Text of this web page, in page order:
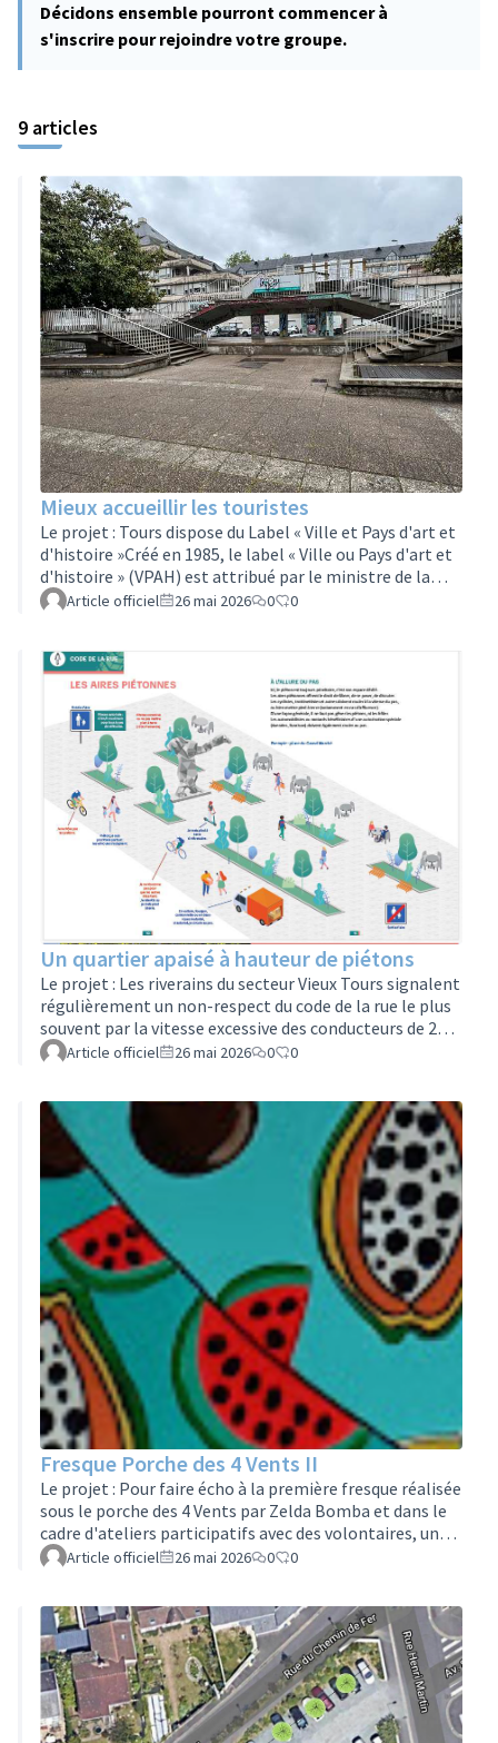
Décidons ensemble pourront commencer à
s'inscrire pour rejoindre votre groupe.
9 articles
Mieux accueillir les touristes
Le projet : Tours dispose du Label « Ville et Pays d'art et
d'histoire »Créé en 1985, le label « Ville ou Pays d'art et
d'histoire » (VPAH) est attribué par le ministre de la
Culture, après avis de la commission régionale du
politique de sensibilisation des habitants, des visiteurs
et du jeune public à la qualité du patrimoine, de
l’architecture et du cadre de vie.Par ailleurs, le centre
histo…
Article officiel 26 mai 2026 0 0
Un quartier apaisé à hauteur de piétons
Le projet : Les riverains du secteur Vieux Tours signalent
régulièrement un non-respect du code de la rue le plus
souvent par la vitesse excessive des conducteurs de 2
roues motorisés et notamment des livreurs de
scooter, parfois électrique, pour effectuer leurs
courses.Dans le cadre de la piétonisation du Vieux-
Tours, un contrôle d’accès existant est en vigueur. Pour
les riverains, pour accéder…
Article officiel 26 mai 2026 0 0
Fresque Porche des 4 Vents II
Le projet : Pour faire écho à la première fresque réalisée
sous le porche des 4 Vents par Zelda Bomba et dans le
cadre d'ateliers participatifs avec des volontaires, une
deuxième fresque sera réalisée en face afin de couvrir un
participatifs à des enfants et adultes de l’expertise et
des compétences d'une artiste et extérioriser et
valoriser le travail des artistes. Ligeris, propriétaire des
m…
Article officiel 26 mai 2026 0 0